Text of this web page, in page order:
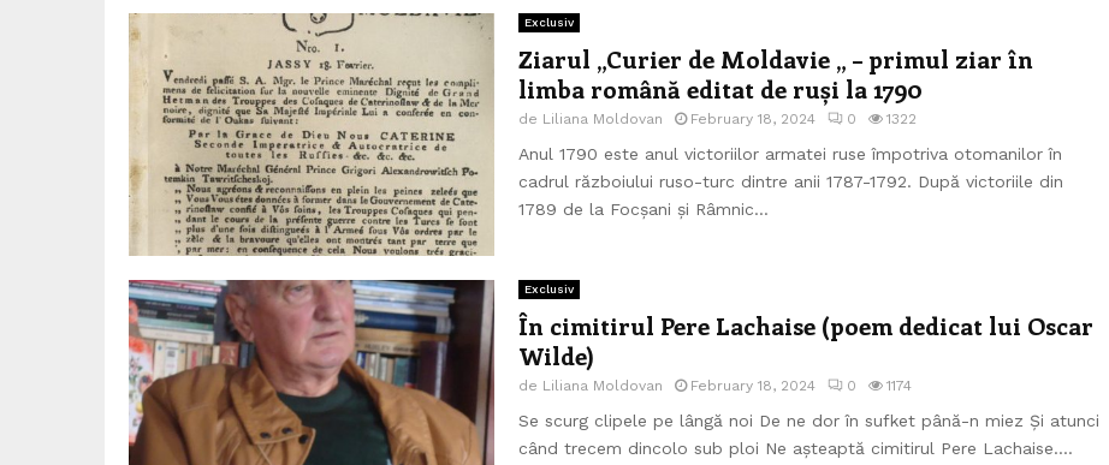
Exclusiv
Ziarul „Curier de Moldavie „ – primul ziar în
limba română editat de ruși la 1790
de Liliana Moldovan February 18, 2024 0 1322
Anul 1790 este anul victoriilor armatei ruse împotriva otomanilor în
cadrul războiului ruso-turc dintre anii 1787-1792. După victoriile din
1789 de la Focșani și Râmnic...
Exclusiv
În cimitirul Pere Lachaise (poem dedicat lui Oscar
Wilde)
de Liliana Moldovan February 18, 2024 0 1174
Se scurg clipele pe lângă noi De ne dor în sufket până-n miez Și atunci
când trecem dincolo sub ploi Ne așteaptă cimitirul Pere Lachaise....